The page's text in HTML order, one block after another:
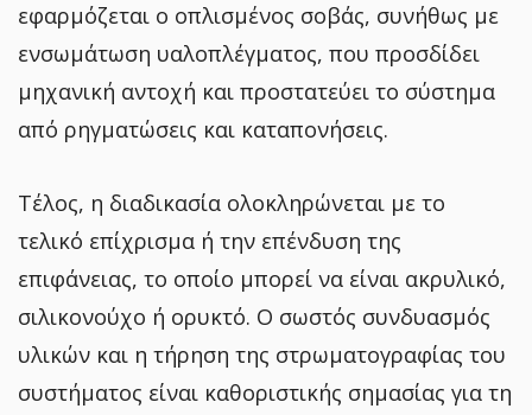
εφαρμόζεται ο οπλισμένος σοβάς, συνήθως με
ενσωμάτωση υαλοπλέγματος, που προσδίδει
μηχανική αντοχή και προστατεύει το σύστημα
από ρηγματώσεις και καταπονήσεις.
Τέλος, η διαδικασία ολοκληρώνεται με το
τελικό επίχρισμα ή την επένδυση της
επιφάνειας, το οποίο μπορεί να είναι ακρυλικό,
σιλικονούχο ή ορυκτό. Ο σωστός συνδυασμός
υλικών και η τήρηση της στρωματογραφίας του
συστήματος είναι καθοριστικής σημασίας για τη